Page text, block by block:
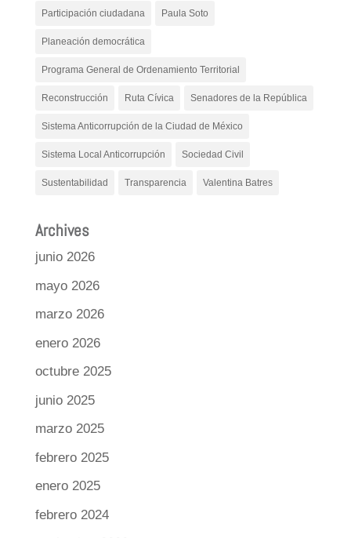
Participación ciudadana Paula Soto
Planeación democrática
Programa General de Ordenamiento Territorial
Reconstrucción Ruta Cívica Senadores de la República
Sistema Anticorrupción de la Ciudad de México
Sistema Local Anticorrupción Sociedad Civil
Sustentabilidad Transparencia Valentina Batres
Archives
junio 2026
mayo 2026
marzo 2026
enero 2026
octubre 2025
junio 2025
marzo 2025
febrero 2025
enero 2025
febrero 2024